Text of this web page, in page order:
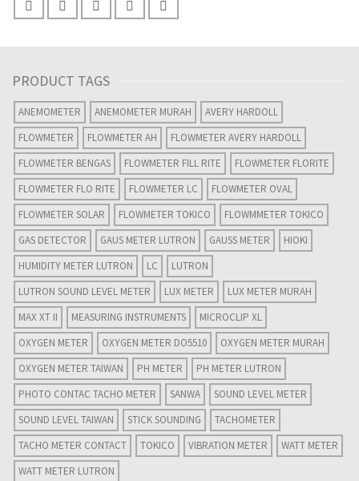
PRODUCT TAGS
ANEMOMETER ANEMOMETER MURAH
AVERY HARDOLL
FLOWMETER
FLOWMETER AH
FLOWMETER AVERY HARDOLL
FLOWMETER BENGAS
FLOWMETER FILL RITE
FLOWMETER FLORITE
FLOWMETER FLO RITE
FLOWMETER LC
FLOWMETER OVAL
FLOWMETER SOLAR
FLOWMETER TOKICO
FLOWMMETER TOKICO
GAS DETECTOR
GAUS METER LUTRON GAUSS METER
HIOKI
HUMIDITY METER LUTRON
LC
LUTRON
LUTRON SOUND LEVEL METER
LUX METER
LUX METER MURAH
MAX XT II
MEASURING INSTRUMENTS
MICROCLIP XL
OXYGEN METER
OXYGEN METER DO5510
OXYGEN METER MURAH
OXYGEN METER TAIWAN
PH METER
PH METER LUTRON
PHOTO CONTAC TACHO METER
SANWA
SOUND LEVEL METER
SOUND LEVEL TAIWAN
STICK SOUNDING
TACHOMETER
TACHO METER CONTACT
TOKICO VIBRATION METER
WATT METER
WATT METER LUTRON